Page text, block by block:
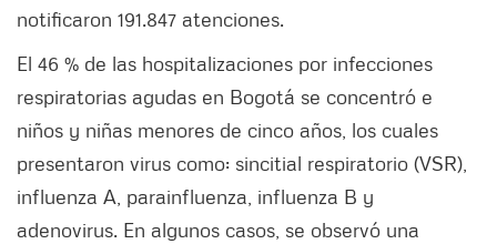
notificaron 191.847 atenciones.
El 46 % de las hospitalizaciones por infecciones
respiratorias agudas en Bogotá se concentró e
niños y niñas menores de cinco años, los cuales
presentaron virus como: sincitial respiratorio (VSR),
influenza A, parainfluenza, influenza B y
adenovirus. En algunos casos, se observó una